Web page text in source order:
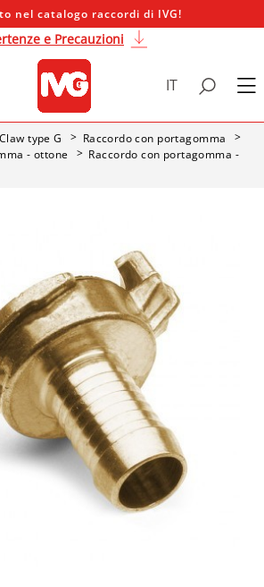
nel catalogo raccordi di IVG!
e Precauzioni
IT
Claw type G
Raccordo con portagomma
- ottone
Raccordo con portagomma -